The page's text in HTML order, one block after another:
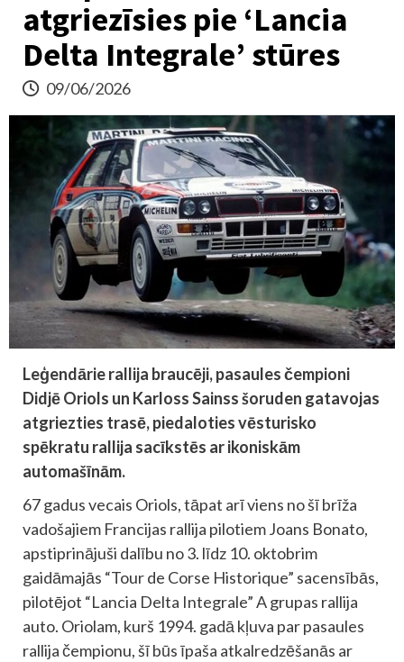
atgriezīsies pie ‘Lancia
Delta Integrale’ stūres
09/06/2026
Leģendārie rallija braucēji, pasaules čempioni
Didjē Oriols un Karloss Sainss šoruden gatavojas
atgriezties trasē, piedaloties vēsturisko
spēkratu rallija sacīkstēs ar ikoniskām
automašīnām.
67 gadus vecais Oriols, tāpat arī viens no šī brīža
vadošajiem Francijas rallija pilotiem Joans Bonato,
apstiprinājuši dalību no 3. līdz 10. oktobrim
gaidāmajās “Tour de Corse Historique” sacensībās,
pilotējot “Lancia Delta Integrale” A grupas rallija
auto. Oriolam, kurš 1994. gadā kļuva par pasaules
rallija čempionu, šī būs īpaša atkalredzēšanās ar